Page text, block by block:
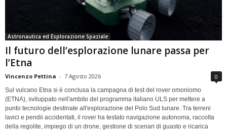
Astronautica ed Esplorazione Spaziale
Il futuro dell’esplorazione lunare passa per
l’Etna
Vincenzo Pettina - 7 Agosto 2026 0
Sul vulcano Etna si è conclusa la campagna di test del rover omoniomo
(ETNA), sviluppato nell'ambito del programma italiano ULS per mettere a
punto tecnologie destinate all'esplorazione del Polo Sud lunare. Tra terreni
lavici e pendii accidentati, il rover ha testato navigazione autonoma, raccolta
della regolite, impiego di un drone, gestione di scenari di guasto e ricarica